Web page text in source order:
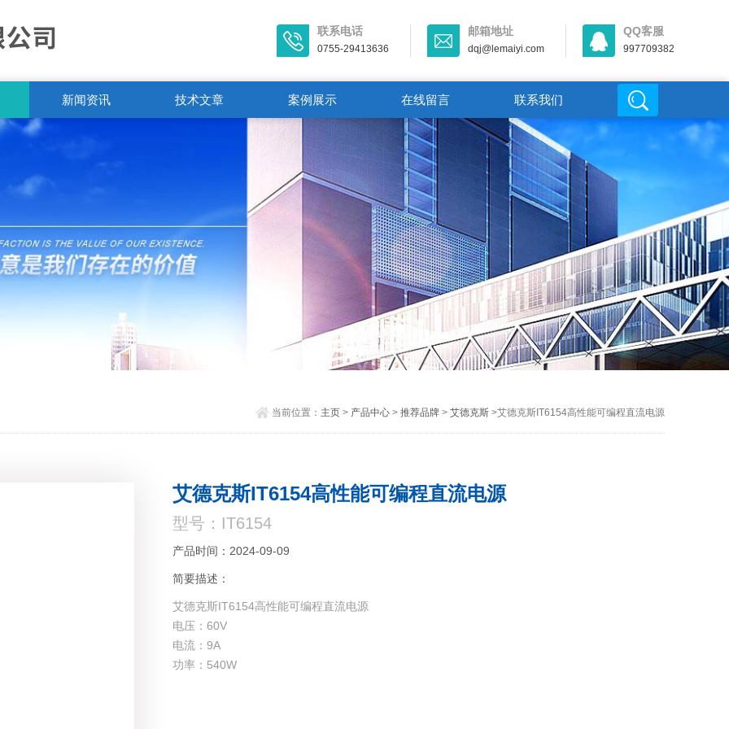
联系电话
0755-29413636
邮箱地址
dqj@lemaiyi.com
QQ客服
997709382
新闻资讯 技术文章 案例展示 在线留言 联系我们
当前位置： 主页> 产品中心> 推荐品牌> 艾德克斯>艾德克斯IT6154高性能可编程直流电源
艾德克斯IT6154高性能可编程直流电源
型号：IT6154
产品时间：2024-09-09
简要描述：
艾德克斯IT6154高性能可编程直流电源
电压：60V
电流：9A
功率：540W